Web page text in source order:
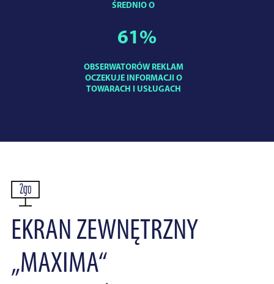
ŚREDNIO O
OBSERWATORÓW REKLAM
OCZEKUJE INFORMACJI O
TOWARACH I USŁUGACH
61%
EKRAN ZEWNĘTRZNY
„MAXIMA“